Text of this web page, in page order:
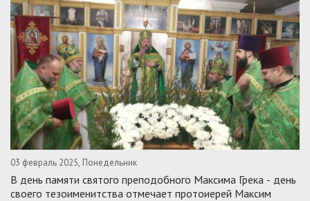
03 февраль 2025, Понедельник
В день памяти святого преподобного Максима Грека - день
своего тезоименитства отмечает протоиерей Максим